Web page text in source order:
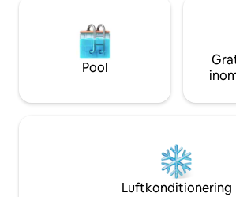
Pool
Luftkonditionering